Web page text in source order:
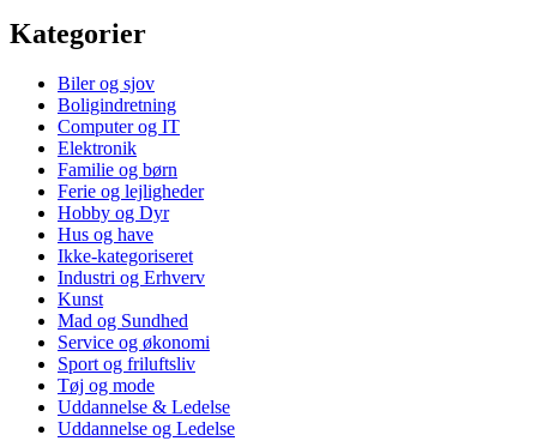
Kategorier
Biler og sjov
Boligindretning
Computer og IT
Elektronik
Familie og børn
Ferie og lejligheder
Hobby og Dyr
Hus og have
Ikke-kategoriseret
Industri og Erhverv
Kunst
Mad og Sundhed
Service og økonomi
Sport og friluftsliv
Tøj og mode
Uddannelse & Ledelse
Uddannelse og Ledelse